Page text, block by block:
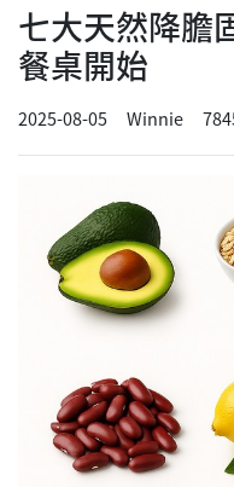
七大天然降膽
餐桌開始
2025-08-05 Winnie